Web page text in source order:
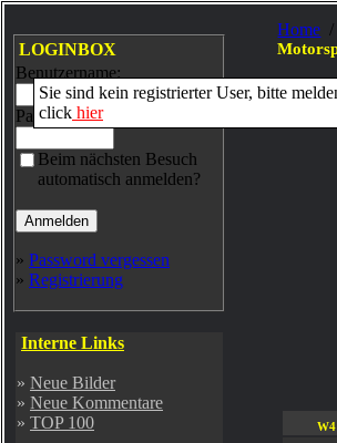
Sie sind kein registrierter User, bitte
click hier
LOGINBOX
Benutzername:
Passwort:
Beim nächsten Besuch
automatisch anmelden?
» Password vergessen
» Registrierung
Interne Links
» Neue Bilder
» Neue Kommentare
» TOP 100
Home /
W4